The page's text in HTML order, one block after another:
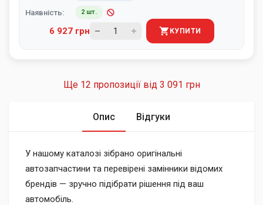
Наявність: 2 шт.
6 927 грн КУПИТИ
Ще 12 пропозиції від 3 091 грн
Опис Відгуки
У нашому каталозі зібрано оригінальні
автозапчастини та перевірені замінники відомих
брендів — зручно підібрати рішення під ваш
автомобіль.